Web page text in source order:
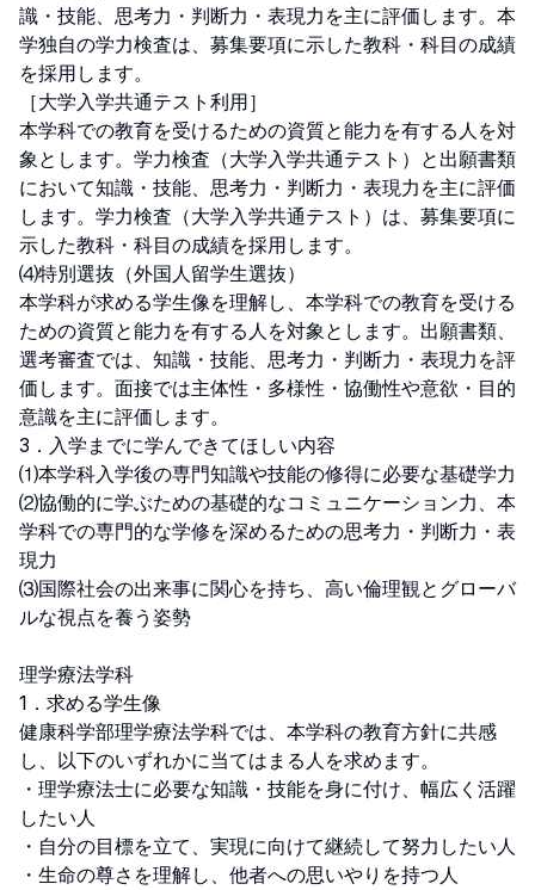
識・技能、思考力・判断力・表現力を主に評価します。本
学独自の学力検査は、募集要項に示した教科・科目の成績
を採用します。
［大学入学共通テスト利用］
本学科での教育を受けるための資質と能力を有する人を対
象とします。学力検査（大学入学共通テスト）と出願書類
において知識・技能、思考力・判断力・表現力を主に評価
します。学力検査（大学入学共通テスト）は、募集要項に
示した教科・科目の成績を採用します。
⑷特別選抜（外国人留学生選抜）
本学科が求める学生像を理解し、本学科での教育を受ける
ための資質と能力を有する人を対象とします。出願書類、
選考審査では、知識・技能、思考力・判断力・表現力を評
価します。面接では主体性・多様性・協働性や意欲・目的
意識を主に評価します。
3．入学までに学んできてほしい内容
⑴本学科入学後の専門知識や技能の修得に必要な基礎学力
⑵協働的に学ぶための基礎的なコミュニケーション力、本
学科での専門的な学修を深めるための思考力・判断力・表
現力
⑶国際社会の出来事に関心を持ち、高い倫理観とグローバ
ルな視点を養う姿勢
理学療法学科
1．求める学生像
健康科学部理学療法学科では、本学科の教育方針に共感
し、以下のいずれかに当てはまる人を求めます。
・理学療法士に必要な知識・技能を身に付け、幅広く活躍
したい人
・自分の目標を立て、実現に向けて継続して努力したい人
・生命の尊さを理解し、他者への思いやりを持つ人